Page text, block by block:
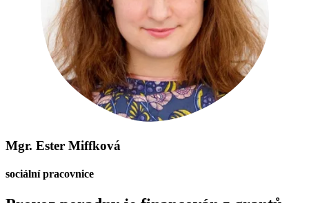
Mgr. Ester Miffková
sociální pracovnice